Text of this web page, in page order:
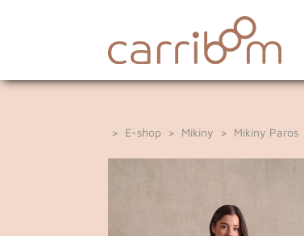
> E-shop > Mikiny > Mikiny Paros